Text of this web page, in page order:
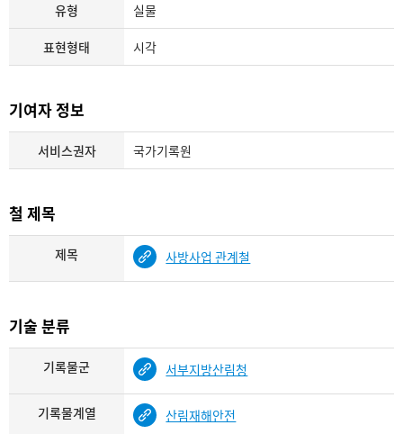
유형 실물
표현형태 시각
기여자 정보
서비스권자 국가기록원
철 제목
제목 사방사업 관계철
기술 분류
기록물군 서부지방산림청
기록물계열 산림재해안전